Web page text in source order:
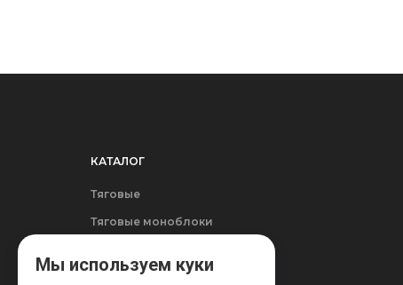
КАТАЛОГ
Тяговые
Тяговые моноблоки
Зарядные устройства
Мы используем куки